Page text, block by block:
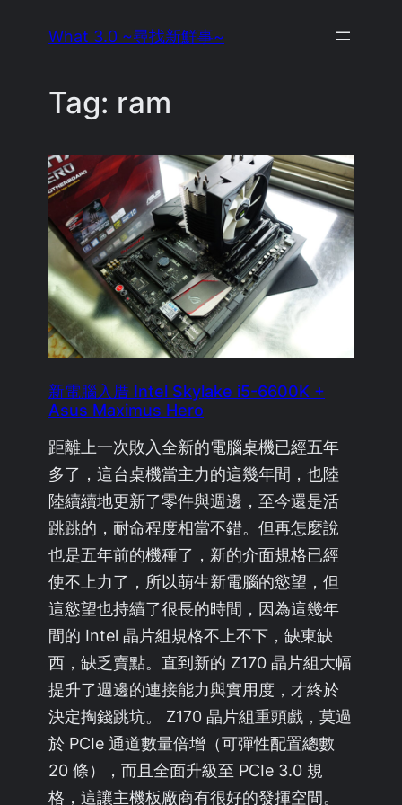
What 3.0 ~尋找新鮮事~
Tag: ram
新電腦入厝 Intel Skylake i5-6600K +
Asus Maximus Hero
距離上一次敗入全新的電腦桌機已經五年
多了，這台桌機當主力的這幾年間，也陸
陸續續地更新了零件與週邊，至今還是活
跳跳的，耐命程度相當不錯。但再怎麼說
也是五年前的機種了，新的介面規格已經
使不上力了，所以萌生新電腦的慾望，但
這慾望也持續了很長的時間，因為這幾年
間的 Intel 晶片組規格不上不下，缺東缺
西，缺乏賣點。直到新的 Z170 晶片組大幅
提升了週邊的連接能力與實用度，才終於
決定掏錢跳坑。 Z170 晶片組重頭戲，莫過
於 PCIe 通道數量倍增（可彈性配置總數
20 條），而且全面升級至 PCIe 3.0 規
格，這讓主機板廠商有很好的發揮空間。